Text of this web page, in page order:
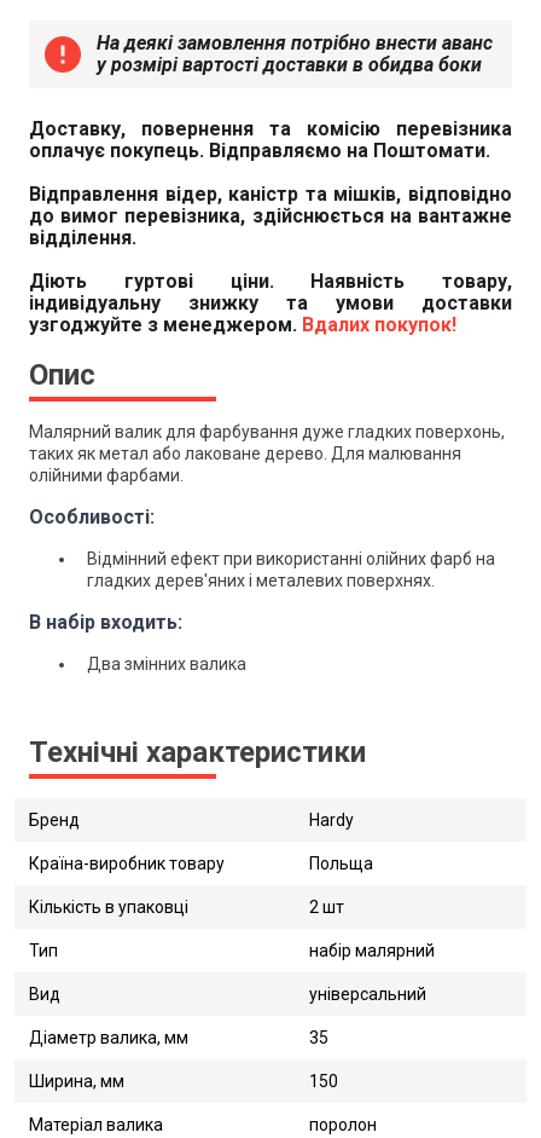
error
На деякі замовлення потрібно внести аванс
у розмірі вартості доставки в обидва боки
Доставку, повернення та комісію перевізника
оплачує покупець. Відправляємо на Поштомати.
Відправлення відер, каністр та мішків, відповідно
до вимог перевізника, здійснюється на вантажне
відділення.
Діють гуртові ціни. Наявність товару,
індивідуальну знижку та умови доставки
узгоджуйте з менеджером. Вдалих покупок!
Опис
Малярний валик для фарбування дуже гладких поверхонь,
таких як метал або лаковане дерево. Для малювання
олійними фарбами.
Особливості:
Відмінний ефект при використанні олійних фарб на
гладких дерев'яних і металевих поверхнях.
В набір входить:
Два змінних валика
Технічні характеристики
Бренд Hardy
Країна-виробник товару Польща
Кількість в упаковці 2 шт
Тип набір малярний
Вид універсальний
Діаметр валика, мм 35
Ширина, мм 150
Матеріал валика поролон